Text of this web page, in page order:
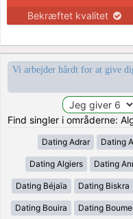
Bekræftet kvalitet
Vi arbejder hårdt for at give
Find singler i områderne:
Dating Adrar Dating
Dating Algiers Dating
Dating Béjaïa Dating Biskra
Dating Bouira Dating